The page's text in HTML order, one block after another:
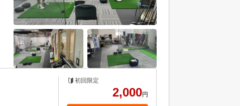
初回限定
2,000円